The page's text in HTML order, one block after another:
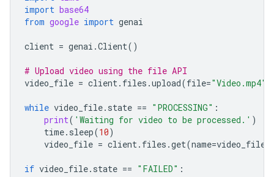
import base64
from google import genai
client = genai .Client()
# Upload video using the file API
video_file = client. files .upload(file="Video.mp4"
while video_file. state == "PROCESSING" :
print( 'Waiting for video to be processed.' )
time. sleep(10)
video_file = client. files .get(name=video_file
if video_file. state == "FAILED" :